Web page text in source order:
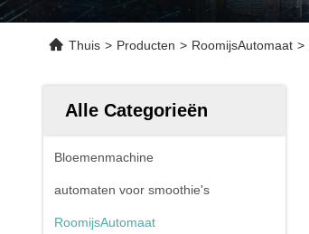
Thuis > Producten > RoomijsAutomaat >
Alle Categorieën
Bloemenmachine
automaten voor smoothie's
RoomijsAutomaat